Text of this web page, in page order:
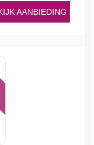
AANBIEDING